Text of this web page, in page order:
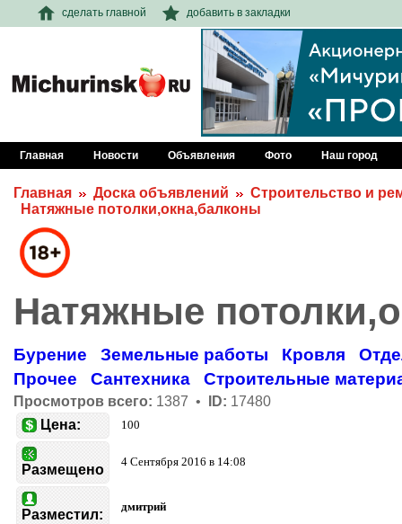
сделать главной добавить в закладки
Главная Новости Объявления Фото Наш город
Главная Доска объявлений
Строительство и
Натяжные потолки,окна,балконы
Натяжные
Бурение Земельные работы Кровля
Прочее
Сантехника Строительные
Просмотров всего: 1387 • ID: 17480
Цена:
100
Размещено
4 Сентября 2016 в 14:08
Разместил:
дмитрий